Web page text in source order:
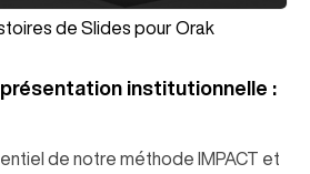
de Slides pour Orak
institutionnelle :
de notre méthode IMPACT et